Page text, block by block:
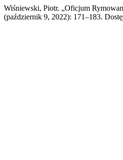
Wiśniewski, Piotr. „Oficjum
(październik 9, 2022): 171–183.